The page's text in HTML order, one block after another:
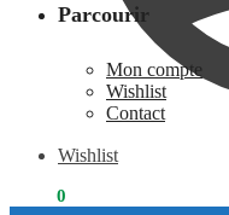
Wishlist
Parcourir
Mon compte
Wishlist
Contact
0